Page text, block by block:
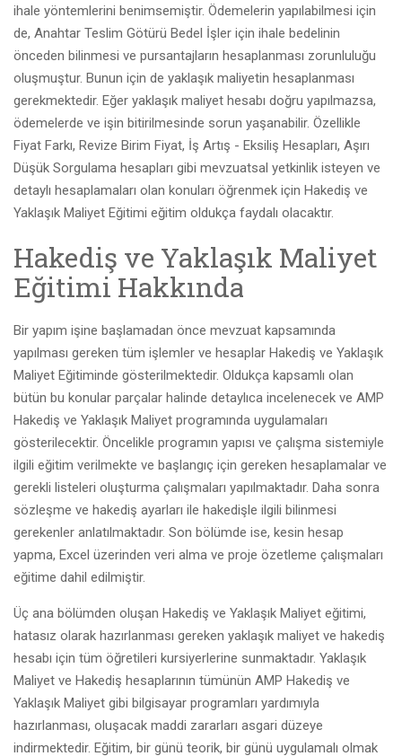
ihale yöntemlerini benimsemiştir. Ödemelerin yapılabilmesi için
de, Anahtar Teslim Götürü Bedel İşler için ihale bedelinin
önceden bilinmesi ve pursantajların hesaplanması zorunluluğu
oluşmuştur. Bunun için de yaklaşık maliyetin hesaplanması
gerekmektedir. Eğer yaklaşık maliyet hesabı doğru yapılmazsa,
ödemelerde ve işin bitirilmesinde sorun yaşanabilir. Özellikle
Fiyat Farkı, Revize Birim Fiyat, İş Artış - Eksiliş Hesapları, Aşırı
Düşük Sorgulama hesapları gibi mevzuatsal yetkinlik isteyen ve
detaylı hesaplamaları olan konuları öğrenmek için Hakediş ve
Yaklaşık Maliyet Eğitimi eğitim oldukça faydalı olacaktır.
Hakediş ve Yaklaşık Maliyet
Eğitimi Hakkında
Bir yapım işine başlamadan önce mevzuat kapsamında
yapılması gereken tüm işlemler ve hesaplar Hakediş ve Yaklaşık
Maliyet Eğitiminde gösterilmektedir. Oldukça kapsamlı olan
bütün bu konular parçalar halinde detaylıca incelenecek ve AMP
Hakediş ve Yaklaşık Maliyet programında uygulamaları
gösterilecektir. Öncelikle programın yapısı ve çalışma sistemiyle
ilgili eğitim verilmekte ve başlangıç için gereken hesaplamalar ve
gerekli listeleri oluşturma çalışmaları yapılmaktadır. Daha sonra
sözleşme ve hakediş ayarları ile hakedişle ilgili bilinmesi
gerekenler anlatılmaktadır. Son bölümde ise, kesin hesap
yapma, Excel üzerinden veri alma ve proje özetleme çalışmaları
eğitime dahil edilmiştir.
Üç ana bölümden oluşan Hakediş ve Yaklaşık Maliyet eğitimi,
hatasız olarak hazırlanması gereken yaklaşık maliyet ve hakediş
hesabı için tüm öğretileri kursiyerlerine sunmaktadır. Yaklaşık
Maliyet ve Hakediş hesaplarının tümünün AMP Hakediş ve
Yaklaşık Maliyet gibi bilgisayar programları yardımıyla
hazırlanması, oluşacak maddi zararları asgari düzeye
indirmektedir. Eğitim, bir günü teorik, bir günü uygulamalı olmak